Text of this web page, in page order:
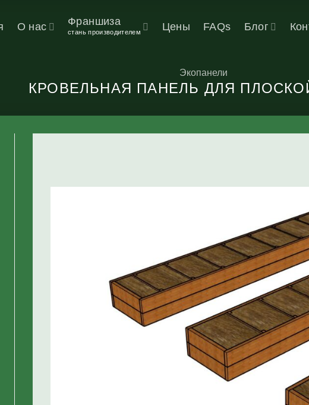
О нас Франшиза
стань производителем Цены FAQs Блог
Экопанели
КРОВЕЛЬНАЯ ПАНЕЛЬ ДЛЯ